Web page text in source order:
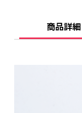
商品詳細